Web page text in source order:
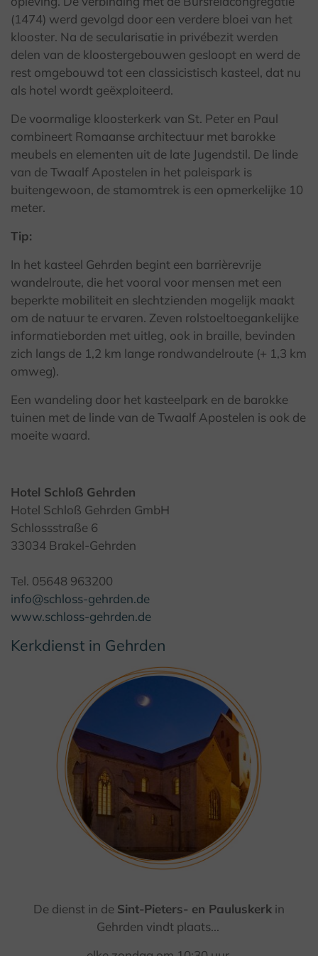
(1474) werd gevolgd door een verdere bloei van het
klooster. Na de secularisatie in privébezit werden
delen van de kloostergebouwen gesloopt en werd de
rest omgebouwd tot een classicistisch kasteel, dat nu
als hotel wordt geëxploiteerd.
De voormalige kloosterkerk van St. Peter en Paul
combineert Romaanse architectuur met barokke
meubels en elementen uit de late Jugendstil. De linde
van de Twaalf Apostelen in het paleispark is
buitengewoon, de stamomtrek is een opmerkelijke 10
meter.
Tip:
In het kasteel Gehrden begint een barrièrevrije
wandelroute, die het vooral voor mensen met een
beperkte mobiliteit en slechtzienden mogelijk maakt
om de natuur te ervaren. Zeven rolstoeltoegankelijke
informatieborden met uitleg, ook in braille, bevinden
zich langs de 1,2 km lange rondwandelroute (+ 1,3 km
omweg).
Een wandeling door het kasteelpark en de barokke
tuinen met de linde van de Twaalf Apostelen is ook de
moeite waard.
Hotel Schloß Gehrden
Hotel Schloß Gehrden GmbH
Schlossstraße 6
33034 Brakel-Gehrden
Tel. 05648 963200
info@schloss-gehrden.de
www.schloss-gehrden.de
Kerkdienst in Gehrden
© (c) F. Grawe / Klosterregion
De dienst in de Sint-Pieters- en Pauluskerk in
Gehrden vindt plaats...